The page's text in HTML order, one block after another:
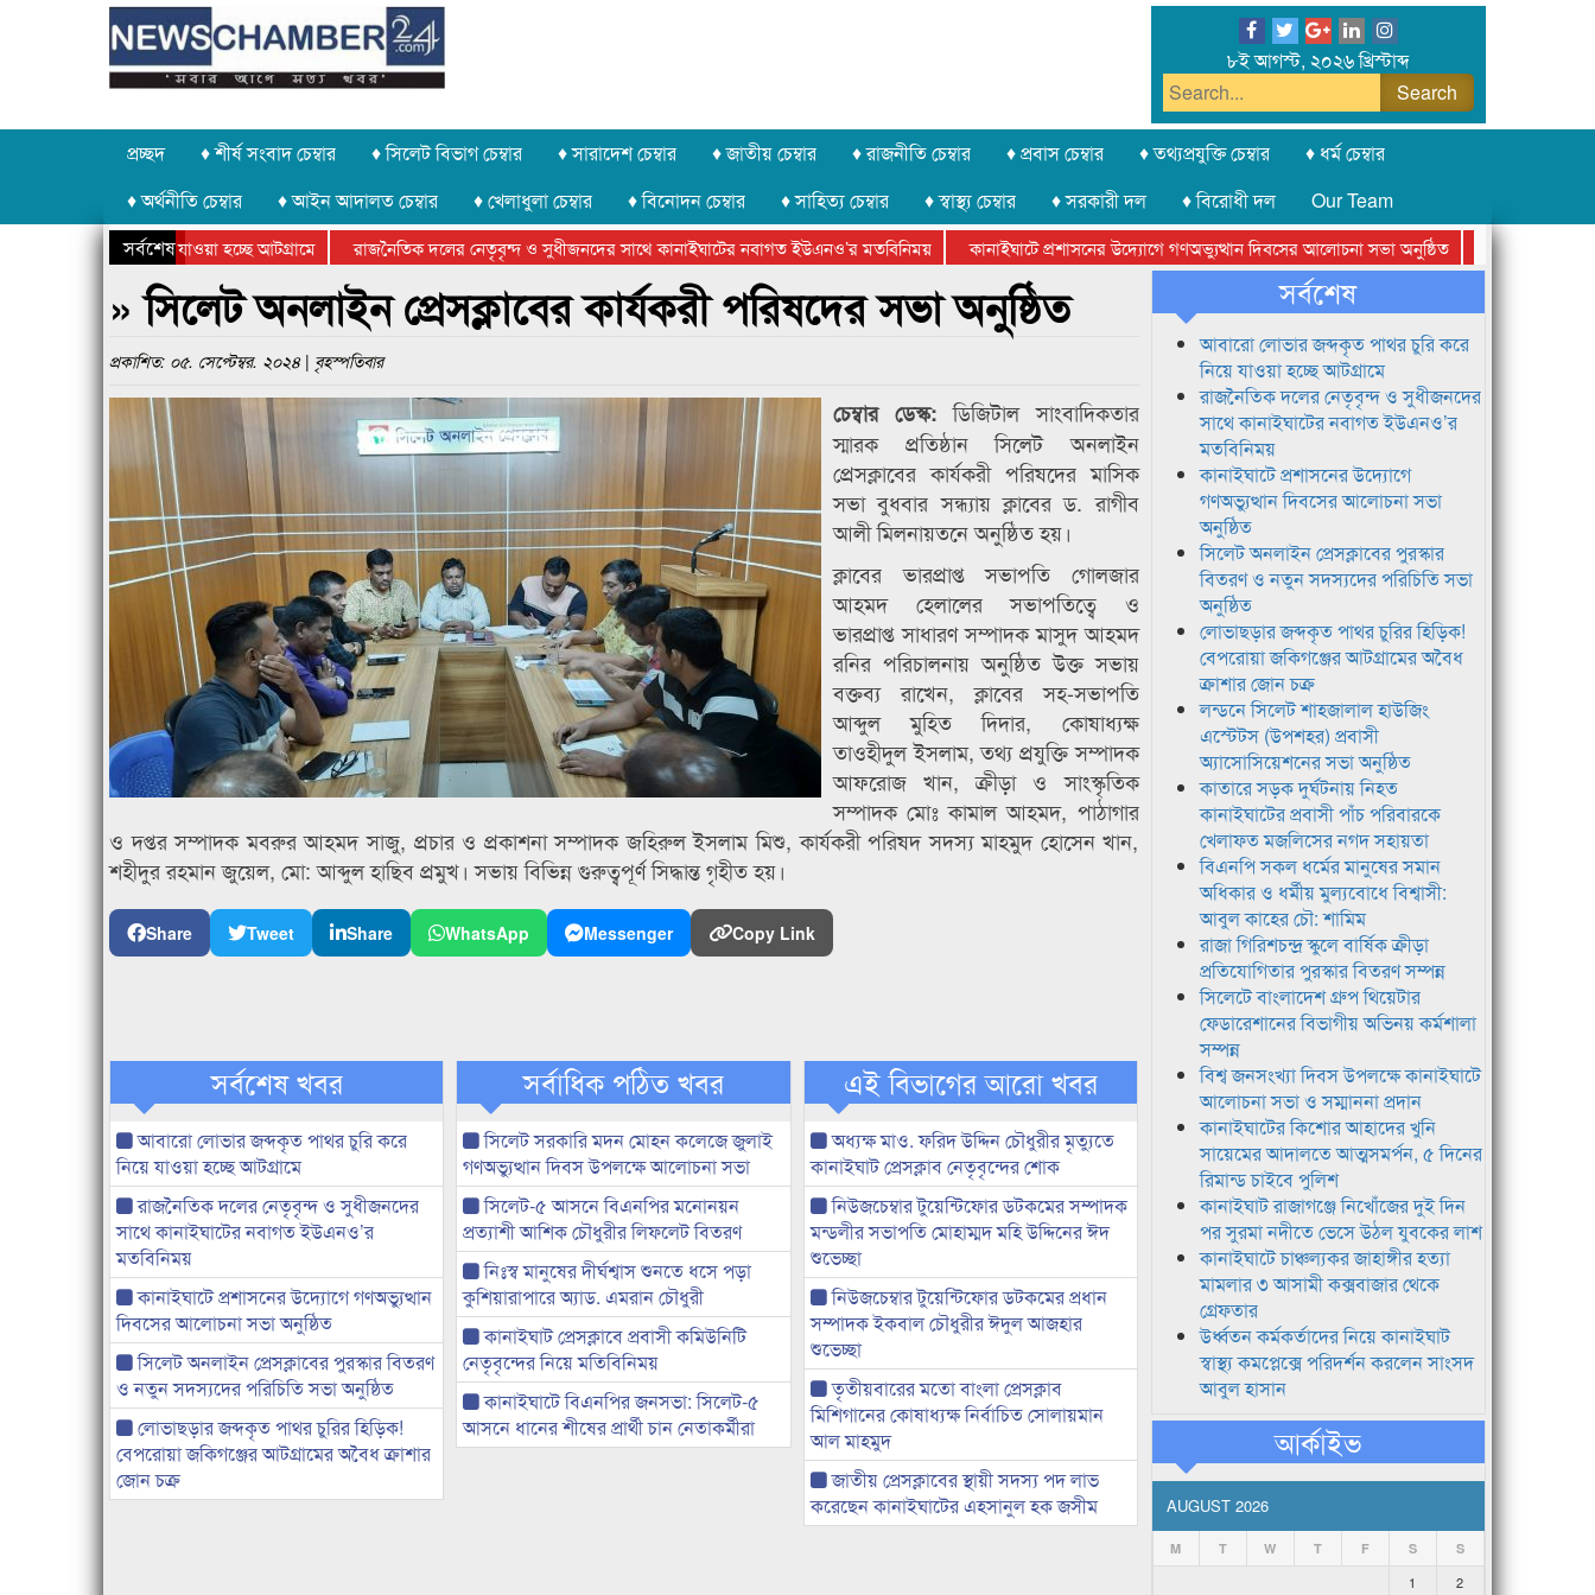
৮ই আগস্ট, ২০২৬ খ্রিস্টাব্দ
প্রচ্ছদ ♦ শীর্ষ সংবাদ চেম্বার ♦ সিলেট বিভাগ চেম্বার ♦ সারাদেশ চেম্বার ♦ জাতীয় চেম্বার ♦ রাজনীতি চেম্বার ♦ প্রবাস চেম্বার ♦ তথ্যপ্রযুক্তি চেম্বার
♦ ধর্ম চেম্বার
♦ অর্থনীতি চেম্বার
♦ আইন আদালত চেম্বার ♦ খেলাধুলা চেম্বার ♦ বিনোদন চেম্বার ♦ সাহিত্য চেম্বার ♦ স্বাস্থ্য চেম্বার ♦ সরকারী দল ♦ বিরোধী দল
Our Team
সর্বশেষ
চুরি করে নিয়ে যাওয়া হচ্ছে আটগ্রামে রাজনৈতিক দলের নেতৃবৃন্দ ও সুধীজনদের সাথে কানাইঘাটের নবাগত ইউএনও’র মতবিনিময় কানাইঘাটে প্রশাসনের উদ্যোগে গণঅভ্যুত্থান দিবসের আলোচনা সভা অনুষ্ঠিত
সিলেট অনলাইন
ক্রীড়া প্রতিযোগিতার পুরস্কার বিতরণ সম্পন্ন
সিলেটে বাংলাদেশ গ্রুপ থিয়েটার ফেডারেশানের বিভাগীয় অভিনয় কর্মশালা সম্পন্ন
» সিলেট অনলাইন প্রেসক্লাবের কার্যকরী পরিষদের সভা অনুষ্ঠিত
প্রকাশিত: ০৫. সেপ্টেম্বর. ২০২৪ | বৃহস্পতিবার
চেম্বার ডেস্ক:ডিজিটাল সাংবাদিকতার
স্মারক প্রতিষ্ঠান সিলেট অনলাইন
প্রেসক্লাবের কার্যকরী পরিষদের মাসিক
সভা বুধবার সন্ধ্যায় ক্লাবের ড. রাগীব
আলী মিলনায়তনে অনুষ্ঠিত হয়।
ক্লাবের ভারপ্রাপ্ত সভাপতি গোলজার
আহমদ হেলালের সভাপতিত্বে ও
ভারপ্রাপ্ত সাধারণ সম্পাদক মাসুদ আহমদ
রনির পরিচালনায় অনুষ্ঠিত উক্ত সভায়
বক্তব্য রাখেন, ক্লাবের সহ-সভাপতি
আব্দুল মুহিত দিদার, কোষাধ্যক্ষ
তাওহীদুল ইসলাম, তথ্য প্রযুক্তি সম্পাদক
আফরোজ খান, ক্রীড়া ও সাংস্কৃতিক
সম্পাদক মোঃ কামাল আহমদ, পাঠাগার
ও দপ্তর সম্পাদক মবরুর আহমদ সাজু, প্রচার ও প্রকাশনা সম্পাদক জহিরুল ইসলাম মিশু, কার্যকরী পরিষদ সদস্য মাহমুদ হোসেন খান,
শহীদুর রহমান জুয়েল, মো: আব্দুল হাছিব প্রমুখ। সভায় বিভিন্ন গুরুত্বপূর্ণ সিদ্ধান্ত গৃহীত হয়।
Share Tweet Share WhatsApp Messenger Copy Link
সর্বশেষ খবর
আবারো লোভার জব্দকৃত পাথর চুরি করে
নিয়ে যাওয়া হচ্ছে আটগ্রামে
রাজনৈতিক দলের নেতৃবৃন্দ ও সুধীজনদের
সাথে কানাইঘাটের নবাগত ইউএনও’র
মতবিনিময়
কানাইঘাটে প্রশাসনের উদ্যোগে গণঅভ্যুত্থান
দিবসের আলোচনা সভা অনুষ্ঠিত
সিলেট অনলাইন প্রেসক্লাবের পুরস্কার বিতরণ
ও নতুন সদস্যদের পরিচিতি সভা অনুষ্ঠিত
লোভাছড়ার জব্দকৃত পাথর চুরির হিড়িক!
বেপরোয়া জকিগঞ্জের আটগ্রামের অবৈধ ক্রাশার
জোন চক্র
সর্বাধিক পঠিত খবর
সিলেট সরকারি মদন মোহন কলেজে জুলাই
গণঅভ্যুত্থান দিবস উপলক্ষে আলোচনা সভা
সিলেট-৫ আসনে বিএনপির মনোনয়ন
প্রত্যাশী আশিক চৌধুরীর লিফলেট বিতরণ
নিঃস্ব মানুষের দীর্ঘশ্বাস শুনতে ধসে পড়া
কুশিয়ারাপারে অ্যাড. এমরান চৌধুরী
কানাইঘাট প্রেসক্লাবে প্রবাসী কমিউনিটি
নেতৃবৃন্দের নিয়ে মতিবিনিময়
কানাইঘাটে বিএনপির জনসভা: সিলেট-৫
আসনে ধানের শীষের প্রার্থী চান নেতাকর্মীরা
এই বিভাগের আরো খবর
অধ্যক্ষ মাও. ফরিদ উদ্দিন চৌধুরীর মৃত্যুতে
কানাইঘাট প্রেসক্লাব নেতৃবৃন্দের শোক
নিউজচেম্বার টুয়েন্টিফোর ডটকমের সম্পাদক
মন্ডলীর সভাপতি মোহাম্মদ মহি উদ্দিনের ঈদ
শুভেচ্ছা
নিউজচেম্বার টুয়েন্টিফোর ডটকমের প্রধান
সম্পাদক ইকবাল চৌধুরীর ঈদুল আজহার
শুভেচ্ছা
তৃতীয়বারের মতো বাংলা প্রেসক্লাব
মিশিগানের কোষাধ্যক্ষ নির্বাচিত সোলায়মান
আল মাহমুদ
জাতীয় প্রেসক্লাবের স্থায়ী সদস্য পদ লাভ
করেছেন কানাইঘাটের এহসানুল হক জসীম
সর্বশেষ
আবারো লোভার জব্দকৃত পাথর চুরি করে
নিয়ে যাওয়া হচ্ছে আটগ্রামে
রাজনৈতিক দলের নেতৃবৃন্দ ও সুধীজনদের
সাথে কানাইঘাটের নবাগত ইউএনও’র
মতবিনিময়
কানাইঘাটে প্রশাসনের উদ্যোগে
গণঅভ্যুত্থান দিবসের আলোচনা সভা
অনুষ্ঠিত
সিলেট অনলাইন প্রেসক্লাবের পুরস্কার
বিতরণ ও নতুন সদস্যদের পরিচিতি সভা
অনুষ্ঠিত
লোভাছড়ার জব্দকৃত পাথর চুরির হিড়িক!
বেপরোয়া জকিগঞ্জের আটগ্রামের অবৈধ
ক্রাশার জোন চক্র
লন্ডনে সিলেট শাহজালাল হাউজিং
এস্টেটস (উপশহর) প্রবাসী
অ্যাসোসিয়েশনের সভা অনুষ্ঠিত
কাতারে সড়ক দুর্ঘটনায় নিহত
কানাইঘাটের প্রবাসী পাঁচ পরিবারকে
খেলাফত মজলিসের নগদ সহায়তা
বিএনপি সকল ধর্মের মানুষের সমান
অধিকার ও ধর্মীয় মুল্যবোধে বিশ্বাসী:
আবুল কাহের চৌ: শামিম
রাজা গিরিশচন্দ্র স্কুলে বার্ষিক ক্রীড়া
প্রতিযোগিতার পুরস্কার বিতরণ সম্পন্ন
সিলেটে বাংলাদেশ গ্রুপ থিয়েটার
ফেডারেশানের বিভাগীয় অভিনয় কর্মশালা
সম্পন্ন
বিশ্ব জনসংখ্যা দিবস উপলক্ষে কানাইঘাটে
আলোচনা সভা ও সম্মাননা প্রদান
কানাইঘাটের কিশোর আহাদের খুনি
সায়েমের আদালতে আত্মসমর্পন, ৫ দিনের
রিমান্ড চাইবে পুলিশ
কানাইঘাট রাজাগঞ্জে নিখোঁজের দুই দিন
পর সুরমা নদীতে ভেসে উঠল যুবকের লাশ
কানাইঘাটে চাঞ্চল্যকর জাহাঙ্গীর হত্যা
মামলার ৩ আসামী কক্সবাজার থেকে
গ্রেফতার
উর্ধ্বতন কর্মকর্তাদের নিয়ে কানাইঘাট
স্বাস্থ্য কমপ্লেক্সে পরিদর্শন করলেন সাংসদ
আবুল হাসান
আর্কাইভ
AUGUST 2026
M T W T F S S
1
2